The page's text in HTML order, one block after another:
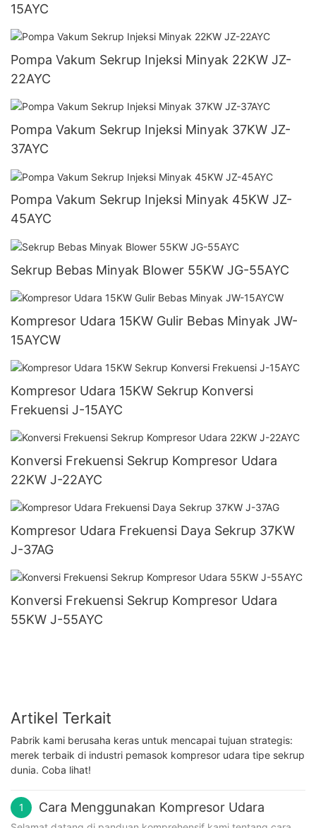
15AYC
Pompa Vakum Sekrup Injeksi Minyak 22KW JZ-
22AYC
Pompa Vakum Sekrup Injeksi Minyak 37KW JZ-
37AYC
Pompa Vakum Sekrup Injeksi Minyak 45KW JZ-
45AYC
Sekrup Bebas Minyak Blower 55KW JG-55AYC
Kompresor Udara 15KW Gulir Bebas Minyak JW-
15AYCW
Kompresor Udara 15KW Sekrup Konversi
Frekuensi J-15AYC
Konversi Frekuensi Sekrup Kompresor Udara
22KW J-22AYC
Kompresor Udara Frekuensi Daya Sekrup 37KW
J-37AG
Konversi Frekuensi Sekrup Kompresor Udara
55KW J-55AYC
Artikel Terkait
Pabrik kami berusaha keras untuk mencapai tujuan strategis:
merek terbaik di industri pemasok kompresor udara tipe sekrup
dunia. Coba lihat!
1 Cara Menggunakan Kompresor Udara